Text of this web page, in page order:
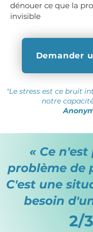
dénouer ce que la
invisible
Demander
"Le stress est ce bruit
notre
« Ce n'est
problème de
C'est une
besoin
2/3